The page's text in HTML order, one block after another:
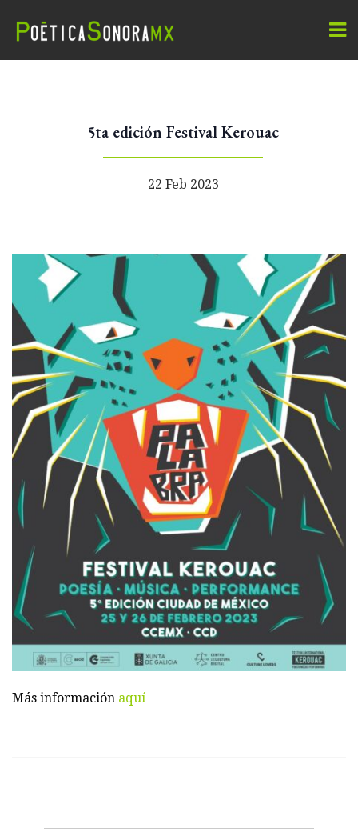
5ta edición Festival Kerouac
22 Feb 2023
Más información aquí